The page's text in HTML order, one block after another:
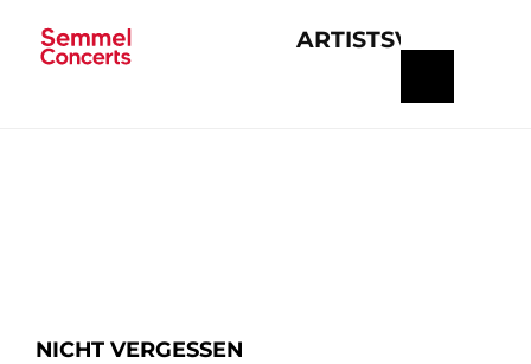
ARTISTS
NICHT VERGESSEN